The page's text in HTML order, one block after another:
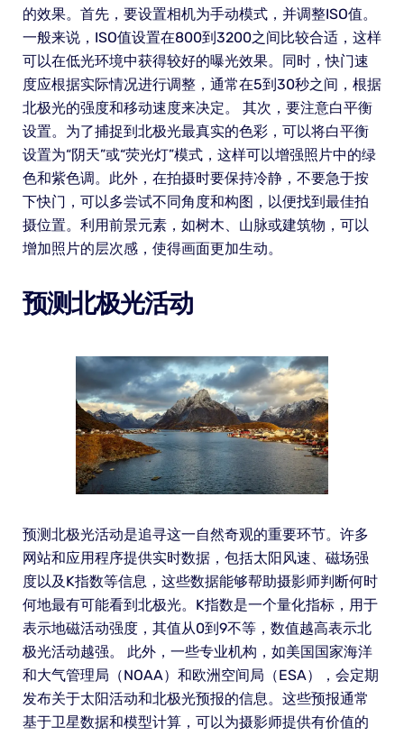
的效果。首先，要设置相机为手动模式，并调整ISO值。
一般来说，ISO值设置在800到3200之间比较合适，这样
可以在低光环境中获得较好的曝光效果。同时，快门速
度应根据实际情况进行调整，通常在5到30秒之间，根据
北极光的强度和移动速度来决定。 其次，要注意白平衡
设置。为了捕捉到北极光最真实的色彩，可以将白平衡
设置为“阴天”或“荧光灯”模式，这样可以增强照片中的绿
色和紫色调。此外，在拍摄时要保持冷静，不要急于按
下快门，可以多尝试不同角度和构图，以便找到最佳拍
摄位置。利用前景元素，如树木、山脉或建筑物，可以
增加照片的层次感，使得画面更加生动。
预测北极光活动
预测北极光活动是追寻这一自然奇观的重要环节。许多
网站和应用程序提供实时数据，包括太阳风速、磁场强
度以及K指数等信息，这些数据能够帮助摄影师判断何时
何地最有可能看到北极光。K指数是一个量化指标，用于
表示地磁活动强度，其值从0到9不等，数值越高表示北
极光活动越强。 此外，一些专业机构，如美国国家海洋
和大气管理局（NOAA）和欧洲空间局（ESA），会定期
发布关于太阳活动和北极光预报的信息。这些预报通常
基于卫星数据和模型计算，可以为摄影师提供有价值的